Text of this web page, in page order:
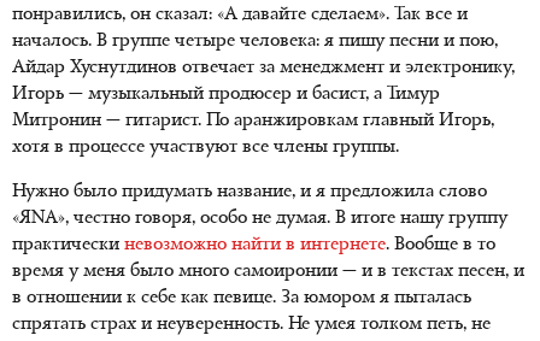
понравились, он сказал: «А давайте сделаем». Так все и
началось. В группе четыре человека: я пишу песни и пою,
Айдар Хуснутдинов отвечает за менеджмент и электронику,
Игорь — музыкальный продюсер и басист, а Тимур
Митронин — гитарист. По аранжировкам главный Игорь,
хотя в процессе участвуют все члены группы.
Нужно было придумать название, и я предложила слово
«ЯNA», честно говоря, особо не думая. В итоге нашу группу
практически невозможно найти в интернете. Вообще в то
время у меня было много самоиронии — и в текстах песен, и
в отношении к себе как певице. За юмором я пыталась
спрятать страх и неуверенность. Не умея толком петь, не